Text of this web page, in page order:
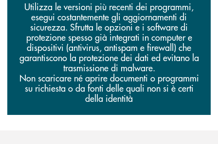
Utilizza le versioni più recenti dei programmi,
esegui costantemente gli aggiornamenti di
sicurezza. Sfrutta le opzioni e i software di
protezione spesso già integrati in computer e
dispositivi (antivirus, antispam e firewall) che
garantiscono la protezione dei dati ed evitano la
trasmissione di malware.
Non scaricare né aprire documenti o programmi
su richiesta o da fonti delle quali non si è certi
della identità